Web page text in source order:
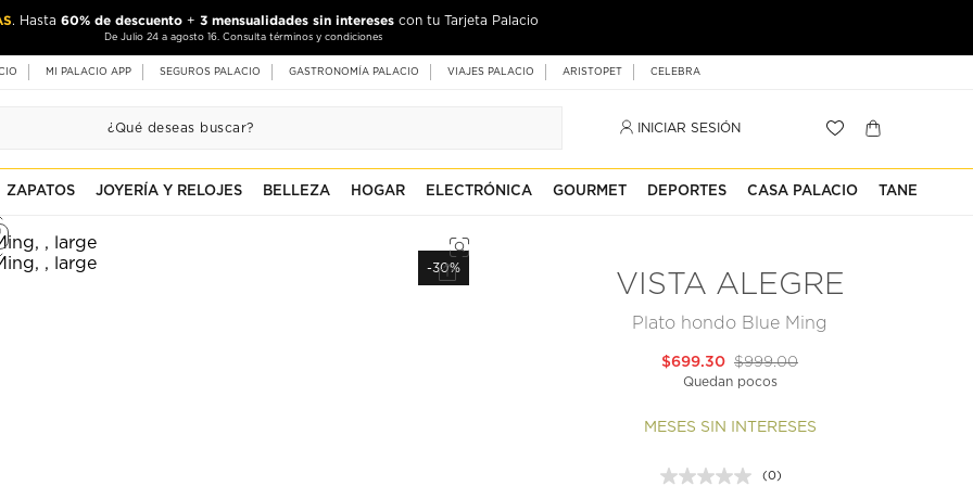
. Hasta 60% de descuento + 3 mensualidades sin intereses con tu Tarjeta Palacio
De Julio 24 a agosto 16. Consulta términos y condiciones
MI PALACIO APP SEGUROS PALACIO GASTRONOMÍA PALACIO VIAJES PALACIO ARISTOPET CELEBRA
INICIAR SESIÓN
ZAPATOS JOYERÍA Y RELOJES BELLEZA HOGAR ELECTRÓNICA GOURMET DEPORTES CASA PALACIO TANE
-30%
VISTA ALEGRE
Plato hondo Blue Ming
$999.00
$699.30
Quedan pocos
MESES SIN INTERESES
(0)